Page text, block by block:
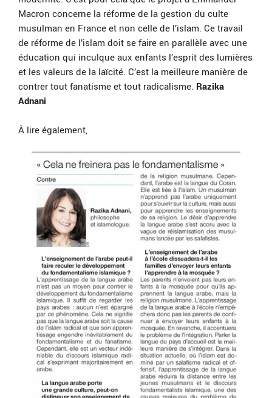
Macron concerne la réforme de la gestion du culte
musulman en France et non celle de l’islam. Ce travail
de réforme de l’islam doit se faire en parallèle avec une
éducation qui inculque aux enfants l’esprit des lumières
et les valeurs de la laïcité. C’est la meilleure manière de
contrer tout fanatisme et tout radicalisme. Razika
Adnani
À lire également,